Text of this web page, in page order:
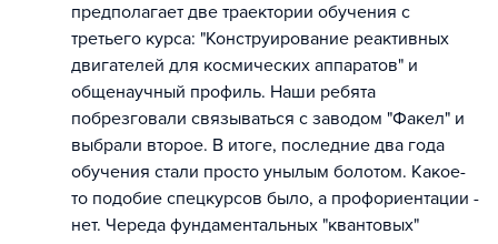
предполагает две траектории обучения с
третьего курса: "Конструирование реактивных
двигателей для космических аппаратов" и
общенаучный профиль. Наши ребята
побрезговали связываться с заводом "Факел" и
выбрали второе. В итоге, последние два года
обучения стали просто унылым болотом. Какое-
то подобие спецкурсов было, а профориентации -
нет. Череда фундаментальных "квантовых"